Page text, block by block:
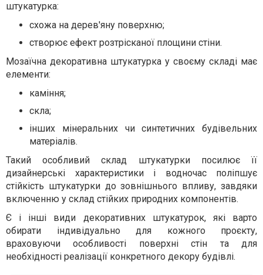
штукатурка:
схожа на дерев'яну поверхню;
створює ефект розтрісканої площини стіни.
Мозаїчна декоративна штукатурка у своєму складі має
елементи:
каміння;
скла;
інших мінеральних чи синтетичних будівельних
матеріалів.
Такий особливий склад штукатурки посилює її
дизайнерські характеристики і водночас поліпшує
стійкість штукатурки до зовнішнього впливу, завдяки
включенню у склад стійких природних компонентів.
Є і інші види декоративних штукатурок, які варто
обирати індивідуально для кожного проєкту,
враховуючи особливості поверхні стін та для
необхідності реалізації конкретного декору будівлі.